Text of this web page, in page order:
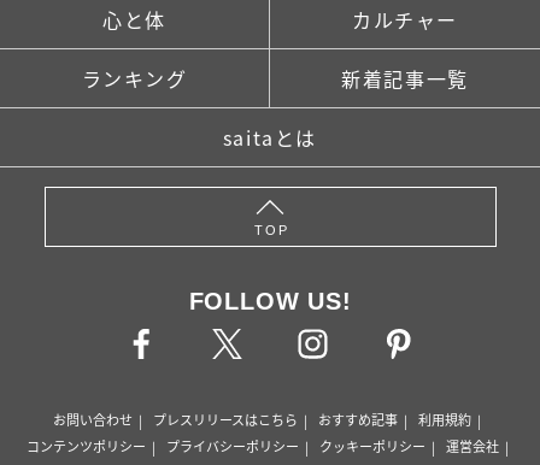
心と体 カルチャー
ランキング 新着記事一覧
saitaとは
TOP
FOLLOW US!
お問い合わせ プレスリリースはこちら おすすめ記事
利用規約
コンテンツポリシー
プライバシーポリシー クッキーポリシー
運営会社